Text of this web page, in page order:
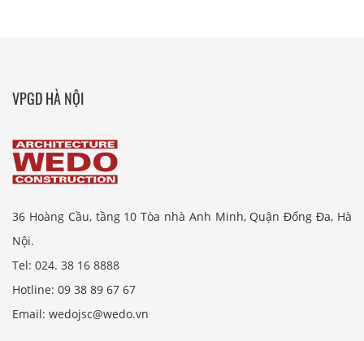
VPGD HÀ NỘI
36 Hoàng Cầu, tầng 10 Tòa nhà Anh Minh, Quận Đống Đa, Hà
Nội.
Tel: 024. 38 16 8888
Hotline: 09 38 89 67 67
Email: wedojsc@wedo.vn